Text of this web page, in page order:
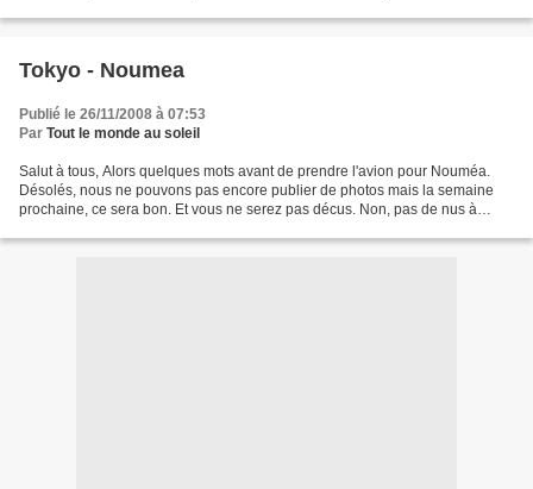
Tokyo - Noumea
Publié le 26/11/2008 à 07:53
Par Tout le monde au soleil
Salut à tous, Alors quelques mots avant de prendre l'avion pour Nouméa.
Désolés, nous ne pouvons pas encore publier de photos mais la semaine
prochaine, ce sera bon. Et vous ne serez pas décus. Non, pas de nus à